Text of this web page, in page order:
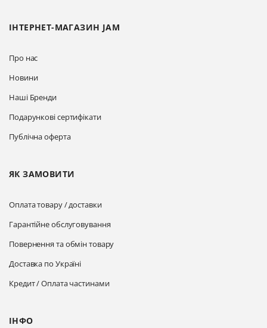
ІНТЕРНЕТ-МАГАЗИН JAM
Про нас
Новини
Наші Бренди
Подарункові сертифікати
Публічна оферта
ЯК ЗАМОВИТИ
Оплата товару / доставки
Гарантійне обслуговування
Повернення та обмін товару
Доставка по Україні
Кредит / Оплата частинами
ІНФО